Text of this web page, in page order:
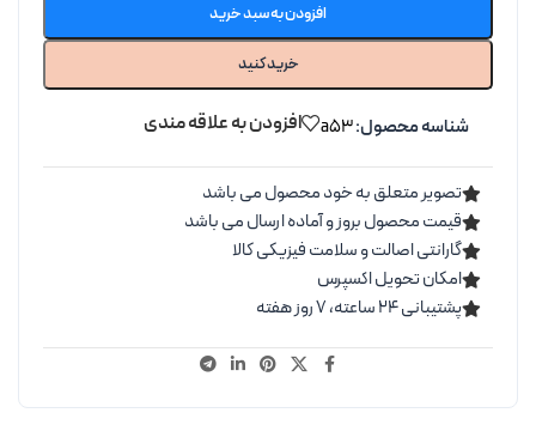
افزودن به سبد خرید
خرید کنید
شناسه محصول:a53 افزودن به علاقه مندی
تصویر متعلق به خود محصول می باشد
قیمت محصول بروز و آماده ارسال می باشد
گارانتی اصالت و سلامت فیزیکی کالا
امکان تحویل اکسپرس
پشتیبانی ۲۴ ساعته، ۷ روز هفته